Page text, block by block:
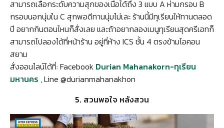
สามารถเลือกระดับความสุกของเนื้อได้ถึง 3 แบบ A ห่ามกรอบ B
กรอบนอกนุ่มใน C สุกพอดีทานนุ่มไม่เละ ร้านนี้มีทุเรียนให้ทานตลอด
ปี อยากกินตอนไหนก็สั่งเลย และถ้าอยากลองเมนูทุเรียนสุดครีเอทก็
สามารถไปลองได้ที่หน้าร้าน อยู่ที่ห้าง ICS ชั้น 4 ตรงข้ามไอคอน
สยาม
สั่งออนไลน์ได้ที่: Facebook Durian Mahanakorn-ทุเรียน
มหานคร , Line @durianmahanakhon
5. สวนพอใจ หลังสวน